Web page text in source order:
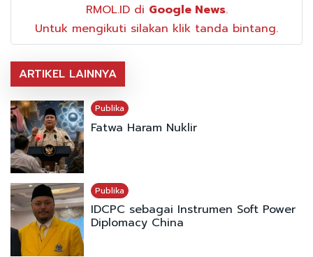
RMOL.ID di Google News.
Untuk mengikuti silakan klik tanda bintang.
ARTIKEL LAINNYA
Publika
Fatwa Haram Nuklir
Publika
IDCPC sebagai Instrumen Soft Power
Diplomacy China